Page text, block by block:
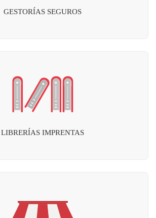
GESTORÍAS SEGUROS
LIBRERÍAS IMPRENTAS